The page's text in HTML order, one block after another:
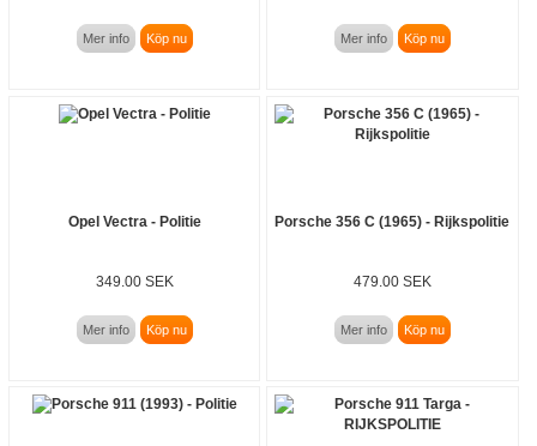
Mer info Köp nu Mer info Köp nu
Opel Vectra - Politie
349.00 SEK
Mer info Köp nu
Porsche 356 C (1965) - Rijkspolitie
479.00 SEK
Mer info Köp nu